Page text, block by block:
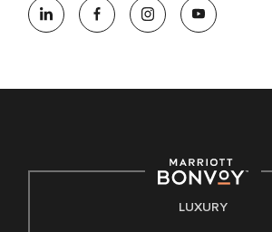
opportunity employer, welcoming all and
opportunity. We actively foster an
E-Verify English/SpanishLUXURY